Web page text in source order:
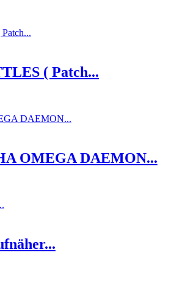
( Patch...
OMEGA DAEMON...